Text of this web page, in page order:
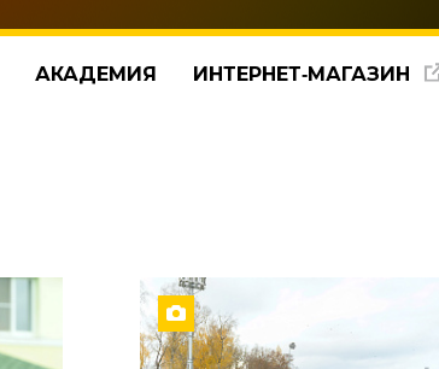
АКАДЕМИЯ ИНТЕРНЕТ‑МАГАЗИН